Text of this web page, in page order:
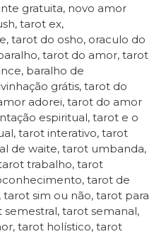
gratuita, novo amor
tarot ex,
tarot do osho, oraculo do
tarot do amor, tarot
baralho de
grátis, tarot do
adorei, tarot do amor
espiritual, tarot e o
tarot interativo, tarot
de waite, tarot umbanda,
trabalho, tarot
tarot de
sim ou não, tarot para
tarot semanal,
tarot holístico, tarot